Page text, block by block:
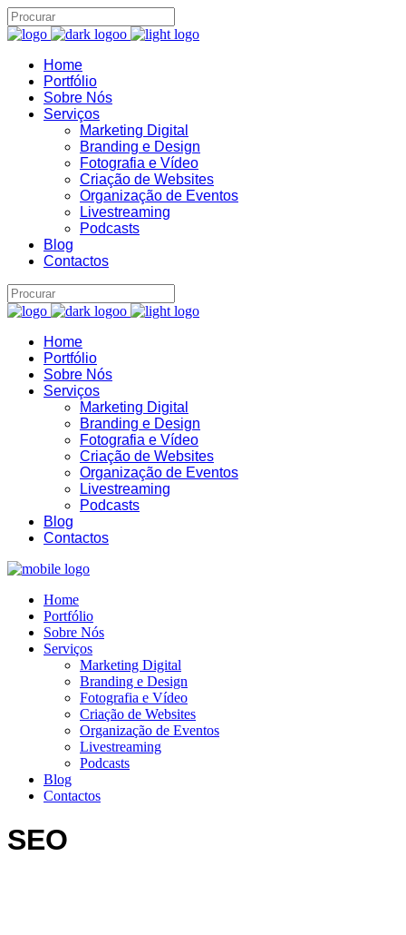
Home
Portfólio
Sobre Nós
Serviços
Marketing Digital
Branding e Design
Fotografia e Vídeo
Criação de Websites
Organização de Eventos
Livestreaming
Podcasts
Blog
Contactos
Home
Portfólio
Sobre Nós
Serviços
Marketing Digital
Branding e Design
Fotografia e Vídeo
Criação de Websites
Organização de Eventos
Livestreaming
Podcasts
Blog
Contactos
Home
Portfólio
Sobre Nós
Serviços
Marketing Digital
Branding e Design
Fotografia e Vídeo
Criação de Websites
Organização de Eventos
Livestreaming
Podcasts
Blog
Contactos
SEO
B22
Assistente IA · Brand22
Online
21:49